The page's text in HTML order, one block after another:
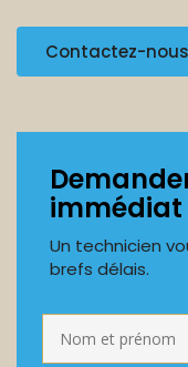
Contactez-nous
immédiat
Un technicien
brefs délais.